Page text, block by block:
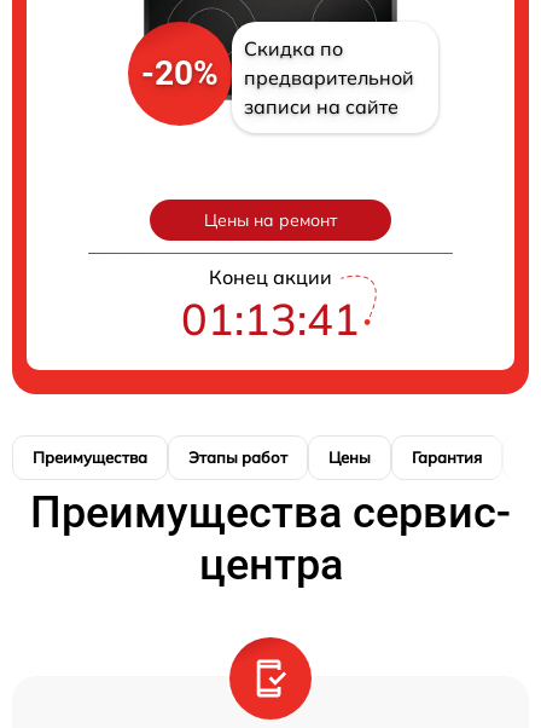
-20%
Скидка по
предварительной
записи на сайте
Цены на ремонт
Конец акции
01:13:40
Преимущества Этапы работ Цены Гарантия
Преимущества сервис-
центра